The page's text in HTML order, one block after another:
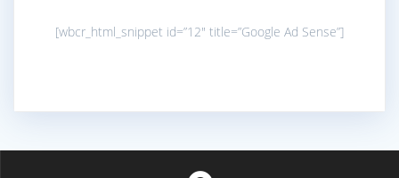
[wbcr_html_snippet id=”12″ title=”Google Ad Sense”]